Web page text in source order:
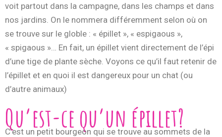
voit partout dans la campagne, dans les champs et dans
nos jardins. On le nommera différemment selon où on
se trouve sur le globle : « épillet », « espigaous »,
« spigaous »… En fait, un épillet vient directement de l’épi
d’une tige de plante sèche. Voyons ce qu’il faut retenir de
l’épillet et en quoi il est dangereux pour un chat (ou
d’autre animaux)
Qu’est-ce qu’un épillet?
C’est un petit bourgeon qui se trouve au sommets de la